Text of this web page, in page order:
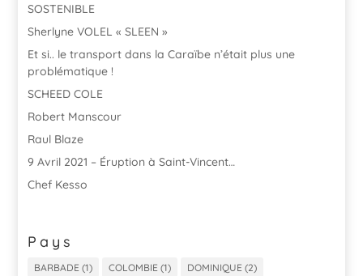
SOSTENIBLE
Sherlyne VOLEL « SLEEN »
Et si.. le transport dans la Caraïbe n’était plus une
problématique !
SCHEED COLE
Robert Manscour
Raul Blaze
9 Avril 2021 – Éruption à Saint-Vincent…
Chef Kesso
Pays
BARBADE (1) COLOMBIE (1) DOMINIQUE (2)